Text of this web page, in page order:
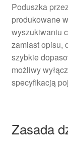
Poduszka
produkowane
wyszukiwaniu
zamiast opisu,
szybkie
możliwy
specyfikacją
Zasada